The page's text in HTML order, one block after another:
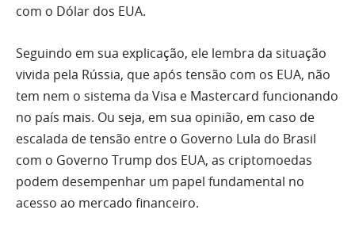
com o Dólar dos EUA.
Seguindo em sua explicação, ele lembra da situação
vivida pela Rússia, que após tensão com os EUA, não
tem nem o sistema da Visa e Mastercard funcionando
no país mais. Ou seja, em sua opinião, em caso de
escalada de tensão entre o Governo Lula do Brasil
com o Governo Trump dos EUA, as criptomoedas
podem desempenhar um papel fundamental no
acesso ao mercado financeiro.